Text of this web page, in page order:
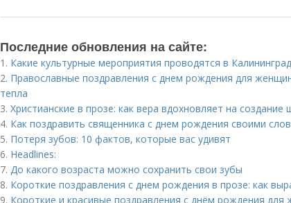
Последние обновления на сайте:
1. Какие культурные мероприятия проводятся в
2. Православные поздравления с днем рождения для
тепла
3. Христианские в прозе: как вера вдохновляет на создание
4. Как поздравить священника с днем рождения своими
5. Потеря зубов: 10 фактов, которые вас удивят
6. Headlines:
7. До какого возраста можно сохранить свои зубы
8. Короткие поздравления с днем рождения в прозе: как
9. Короткие и красивые поздравления с днём рождения